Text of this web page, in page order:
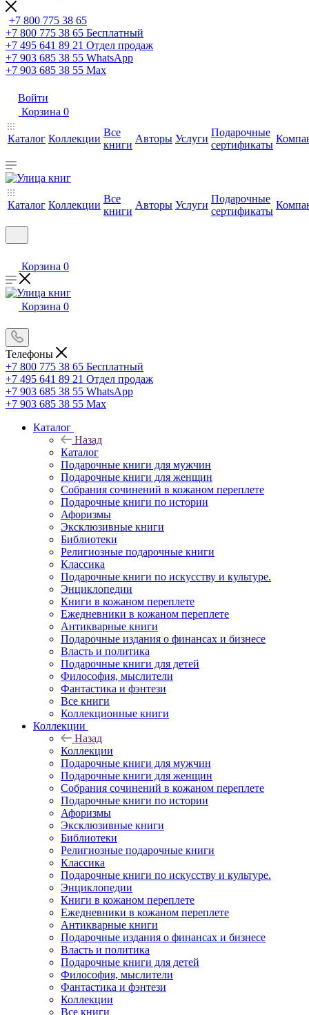
+7 800 775 38 65
+7 800 775 38 65 Бесплатный
+7 495 641 89 21 Отдел продаж
+7 903 685 38 55 WhatsApp
+7 903 685 38 55 Max
Войти
Корзина 0
Каталог Коллекции
Все
книги
Авторы Услуги
Подарочные
сертификаты
Каталог Коллекции
Все
книги
Авторы Услуги
Подарочные
сертификаты
Корзина 0
Корзина 0
Телефоны
+7 800 775 38 65 Бесплатный
+7 495 641 89 21 Отдел продаж
+7 903 685 38 55 WhatsApp
+7 903 685 38 55 Max
Каталог
Назад
Каталог
Подарочные книги для мужчин
Подарочные книги для женщин
Собрания сочинений в кожаном переплете
Подарочные книги по истории
Афоризмы
Эксклюзивные книги
Библиотеки
Религиозные подарочные книги
Классика
Подарочные книги по искусству и культуре.
Энциклопедии
Книги в кожаном переплете
Ежедневники в кожаном переплете
Антикварные книги
Подарочные издания о финансах и бизнесе
Власть и политика
Подарочные книги для детей
Философия, мыслители
Фантастика и фэнтези
Все книги
Коллекционные книги
Коллекции
Назад
Коллекции
Подарочные книги для мужчин
Подарочные книги для женщин
Собрания сочинений в кожаном переплете
Подарочные книги по истории
Афоризмы
Эксклюзивные книги
Библиотеки
Религиозные подарочные книги
Классика
Подарочные книги по искусству и культуре.
Энциклопедии
Книги в кожаном переплете
Ежедневники в кожаном переплете
Антикварные книги
Подарочные издания о финансах и бизнесе
Власть и политика
Подарочные книги для детей
Философия, мыслители
Фантастика и фэнтези
Коллекции
Все книги